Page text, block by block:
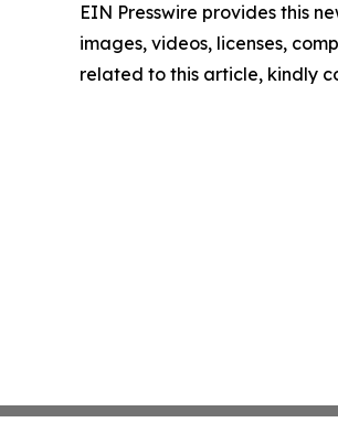
EIN Presswire provides this
images, videos, licenses,
related to this article, kindly